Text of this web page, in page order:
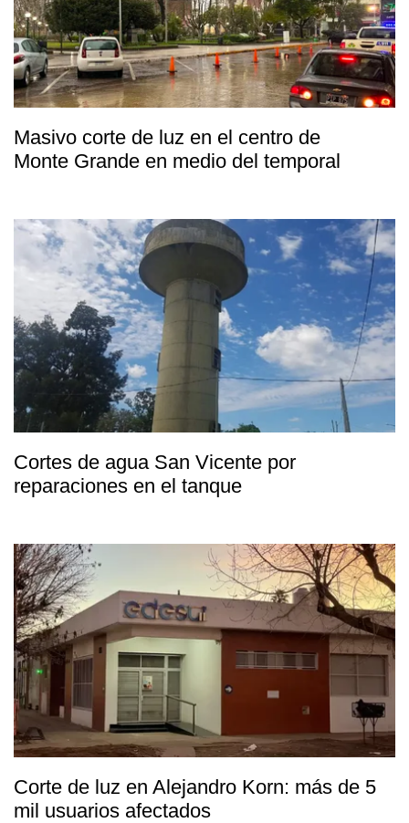
Masivo corte de luz en el centro de
Monte Grande en medio del temporal
Cortes de agua San Vicente por
reparaciones en el tanque
Corte de luz en Alejandro Korn: más de 5
mil usuarios afectados